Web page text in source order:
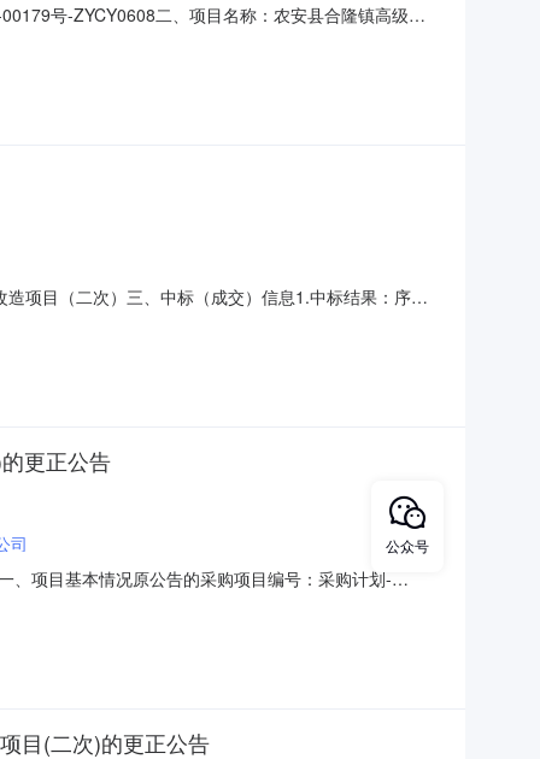
号-ZYCY0608二、项目名称：农安县合隆镇高级中
项目（二次）三、中标（成交）信息1.中标结果：序号
更正公告
司
、项目基本情况原公告的采购项目编号：采购计划-
目(二次)的更正公告
公众号